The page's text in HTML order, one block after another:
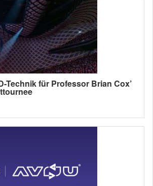
Technik für Professor Brian Cox’